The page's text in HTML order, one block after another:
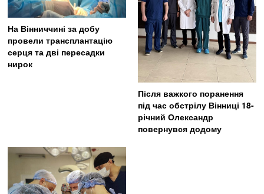
На Вінниччині за добу
провели трансплантацію
серця та дві пересадки
нирок
Після важкого поранення
під час обстрілу Вінниці 18-
річний Олександр
повернувся додому